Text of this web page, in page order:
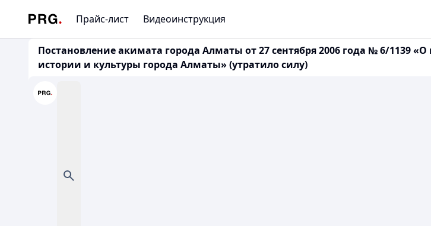
Прайс-лист Видеоинструкция
Постановление акимата города Алматы от 27 сентября 2006 года № 6/1139
истории и культуры города Алматы» (утратило силу)